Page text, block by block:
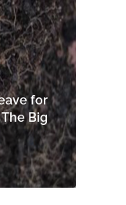
for
Big